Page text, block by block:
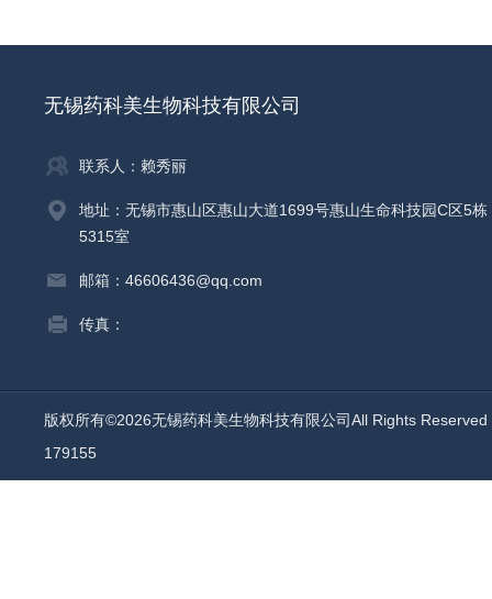
无锡药科美生物科技有限公司
联系人：赖秀丽
地址：无锡市惠山区惠山大道1699号惠山生命科技园C区5栋
5315室
邮箱：46606436@qq.com
传真：
版权所有©2026无锡药科美生物科技有限公司All Rights
179155